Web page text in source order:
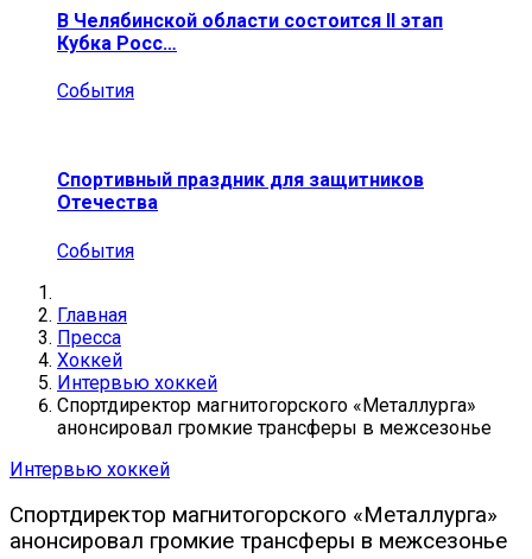
В Челябинской области состоится II этап
Кубка Росс…
События
Спортивный праздник для защитников
Отечества
События
Главная
Пресса
Хоккей
Интервью хоккей
Спортдиректор магнитогорского «Металлурга»
анонсировал громкие трансферы в межсезонье
Интервью хоккей
Спортдиректор магнитогорского «Металлурга»
анонсировал громкие трансферы в межсезонье